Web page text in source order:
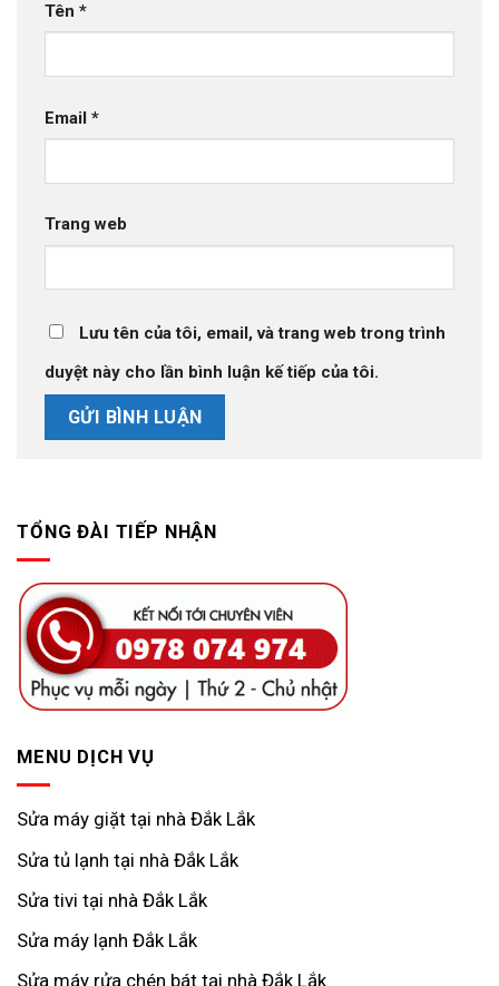
Tên *
Email *
Trang web
Lưu tên của tôi, email, và trang web trong trình
duyệt này cho lần bình luận kế tiếp của tôi.
TỔNG ĐÀI TIẾP NHẬN
MENU DỊCH VỤ
Sửa máy giặt tại nhà Đắk Lắk
Sửa tủ lạnh tại nhà Đắk Lắk
Sửa tivi tại nhà Đắk Lắk
Sửa máy lạnh Đắk Lắk
Sửa máy rửa chén bát tại nhà Đắk Lắk